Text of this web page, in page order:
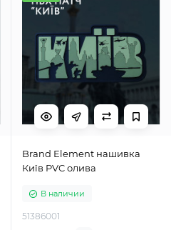
Brand Element нашивка
Київ PVC олива
В наличии
51386001